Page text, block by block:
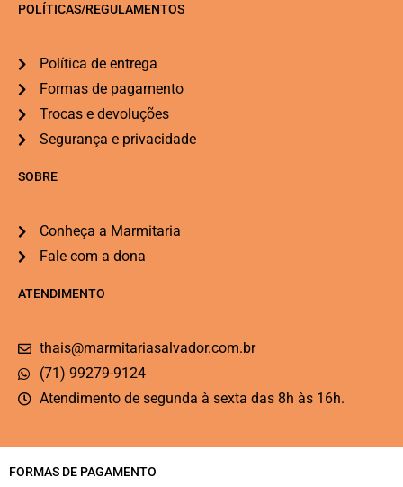
POLÍTICAS/REGULAMENTOS
Política de entrega
Formas de pagamento
Trocas e devoluções
Segurança e privacidade
SOBRE
Conheça a Marmitaria
Fale com a dona
ATENDIMENTO
thais@marmitariasalvador.com.br
(71) 99279-9124
Atendimento de segunda à sexta das 8h às 16h.
FORMAS DE PAGAMENTO